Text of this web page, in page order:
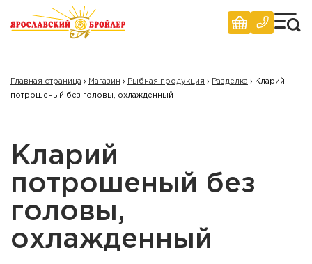
Главная страница › Магазин › Рыбная продукция › Разделка › Кларий
потрошеный без головы, охлажденный
Кларий
потрошеный без
головы,
охлажденный